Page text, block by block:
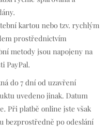
kartou nebo tzv. rychlým
prostřednictvím
metody jsou napojeny na
PayPal.
do 7 dní od uzavření
uvedeno jinak. Datum
Při platbě online jste však
bezprostředně po odeslání